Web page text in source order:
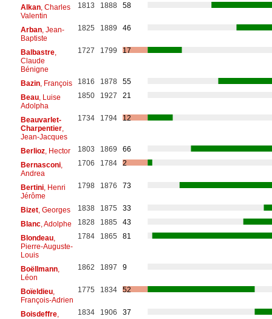
Alkan, Charles
Valentin
1813 1888 58
Arban, Jean-
Baptiste
1825 1889 46
Balbastre,
Claude
Bénigne
1727 1799 17
Bazin, François 1816 1878
55
Beau, Luise
Adolpha
1850 1927 21
Beauvarlet-
Charpentier,
Jean-Jacques
1734 1794 12
Berlioz, Hector 1803 1869
66
Bernasconi,
Andrea
1706 1784 2
Bertini, Henri
Jérôme
1798 1876 73
Bizet, Georges 1838 1875
33
Blanc, Adolphe 1828 1885
43
Blondeau,
Pierre-Auguste-
Louis
1784 1865 81
Boëllmann,
Léon
1862 1897 9
Boïeldieu,
François-Adrien
1775 1834 52
Boisdeffre, 1834 1906
37